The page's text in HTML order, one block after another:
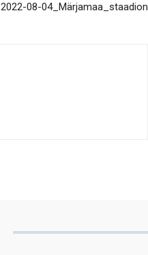
2022-08-04_Märjamaa_staadion